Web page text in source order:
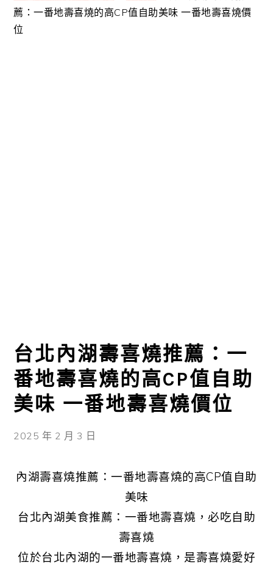
薦：一番地壽喜燒的高CP值自助美味 一番地壽喜燒價
位
台北內湖壽喜燒推薦：一
番地壽喜燒的高CP值自助
美味 一番地壽喜燒價位
2025 年 2 月 3 日
內湖壽喜燒推薦：一番地壽喜燒的高CP值自助
美味
台北內湖美食推薦：一番地壽喜燒，必吃自助
壽喜燒
位於台北內湖的一番地壽喜燒，是壽喜燒愛好